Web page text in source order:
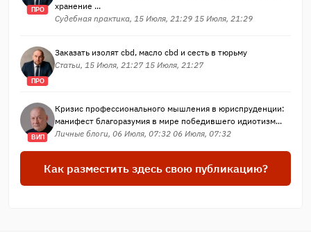
ПРО
хранение ...
Судебная практика, 15 Июля, 21:29 15 Июля, 21:29
ПРО
Заказать изолят cbd, масло cbd и сесть в тюрьму
Статьи, 15 Июля, 21:27 15 Июля, 21:27
ВИП
Кризис профессионального мышления в юриспруденции:
манифест благоразумия в мире победившего идиотизм...
Личные блоги, 06 Июля, 07:32 06 Июля, 07:32
Как разместить здесь свою публикацию?